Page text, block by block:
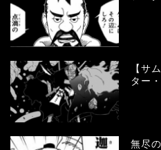
【サ
ター
無尽